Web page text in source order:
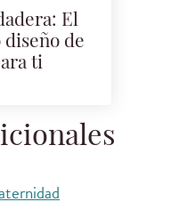
El
de
ti